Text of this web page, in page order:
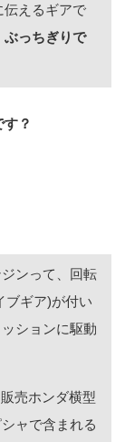
伝えるギアで
ぶっちぎりで
？
ンって、回転
ブギア)が付い
ションに駆動
売ホンダ横型
ャで含まれる